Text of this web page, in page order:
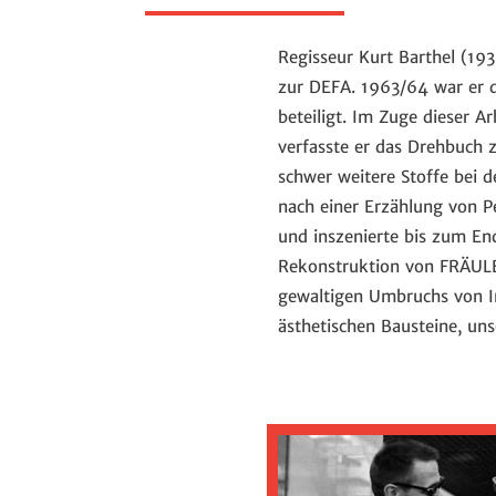
Regisseur Kurt Barthel
zur DEFA. 1963/64 war er
beteiligt. Im Zuge dieser
verfasste er das Drehbuch
schwer weitere Stoffe bei
nach einer Erzählung von
und inszenierte bis zum
Rekonstruktion von
gewaltigen Umbruchs von
ästhetischen Bausteine,